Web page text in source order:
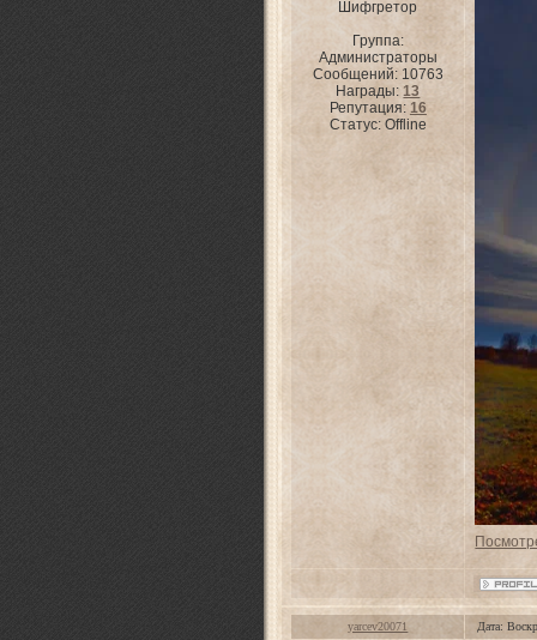
Шифгретор
Группа:
Администраторы
Сообщений: 10763
Награды:13
Репутация: 16
Статус: Offline
yarcev20071 Дата: